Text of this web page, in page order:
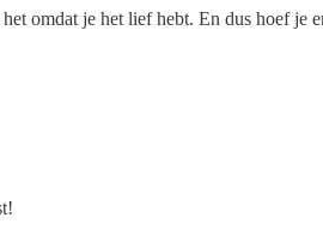
omdat je het lief hebt. En dus hoef je